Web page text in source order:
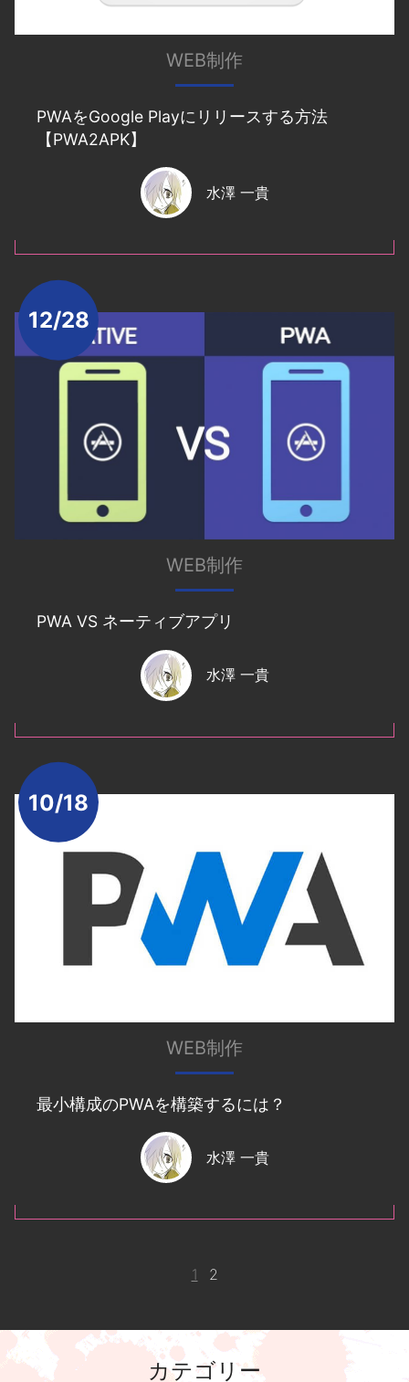
WEB制作
PWAをGoogle Playにリリースする方法
【PWA2APK】
水澤 一貴
12/28
WEB制作
PWA VS ネーティブアプリ
水澤 一貴
10/18
WEB制作
最小構成のPWAを構築するには？
水澤 一貴
1 2
カテゴリー